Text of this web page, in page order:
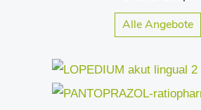
Alle Angebote